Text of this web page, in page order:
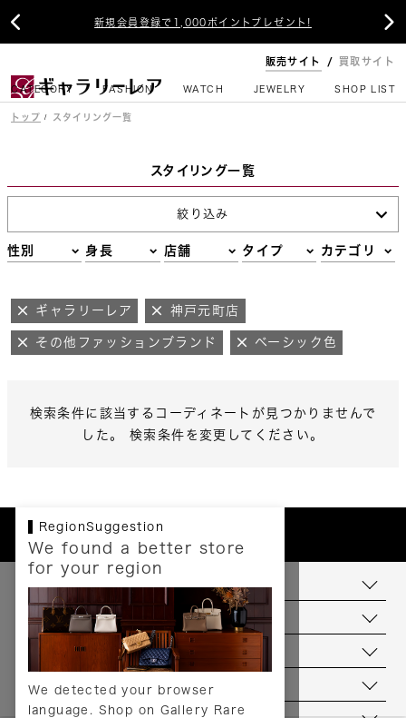
新規会員登録で1,000ポイントプレゼント!
 
販売サイト 買取サイト
CATEGORY FASHION WATCH JEWELRY SHOP LIST
トップ スタイリング一覧
スタイリング一覧
絞り込み
性別 身長 店舗 タイプ カテゴリ
ギャラリーレア 神戸元町店
その他ファッションブランド ベーシック色
検索条件に該当するコーディネートが見つかりませんで
した。 検索条件を変更してください。
RegionSuggestion
We found a better store
for your region
We detected your browser
language. Shop on Gallery Rare
お支払いについて
配送について
送料について
返品について